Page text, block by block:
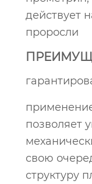
действует
проросли
позволяет
свою
структуру